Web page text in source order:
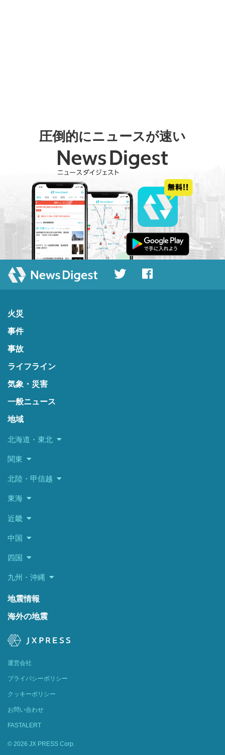
圧倒的にニュースが速い
火災
事件
事故
ライフライン
気象・災害
一般ニュース
地域
北海道・東北
関東
北陸・甲信越
東海
近畿
中国
四国
九州・沖縄
地震情報
海外の地震
運営会社
プライバシーポリシー
クッキーポリシー
お問い合わせ
FASTALERT
© 2026 JX PRESS Corp.